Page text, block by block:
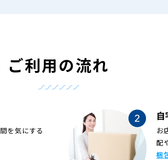
ご利用の流れ
を気にする
お
配
梱